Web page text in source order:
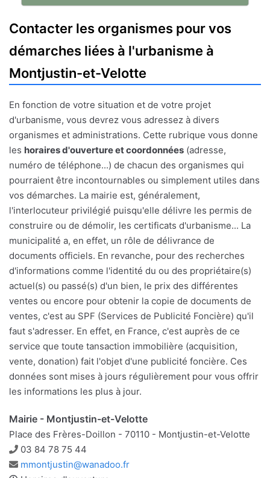
Contacter les organismes pour vos
démarches liées à l'urbanisme à
Montjustin-et-Velotte
En fonction de votre situation et de votre projet
d'urbanisme, vous devrez vous adressez à divers
organismes et administrations. Cette rubrique vous donne
les horaires d'ouverture et coordonnées (adresse,
numéro de téléphone...) de chacun des organismes qui
pourraient être incontournables ou simplement utiles dans
vos démarches. La mairie est, généralement,
l'interlocuteur privilégié puisqu'elle délivre les permis de
construire ou de démolir, les certificats d'urbanisme... La
municipalité a, en effet, un rôle de délivrance de
documents officiels. En revanche, pour des recherches
d'informations comme l'identité du ou des propriétaire(s)
actuel(s) ou passé(s) d'un bien, le prix des différentes
ventes ou encore pour obtenir la copie de documents de
ventes, c'est au SPF (Services de Publicité Foncière) qu'il
faut s'adresser. En effet, en France, c'est auprès de ce
service que toute tansaction immobilière (acquisition,
vente, donation) fait l'objet d'une publicité foncière. Ces
données sont mises à jours régulièrement pour vous offrir
les informations les plus à jour.
Mairie - Montjustin-et-Velotte
Place des Frères-Doillon - 70110 - Montjustin-et-Velotte
Téléphone
03 84 78 75 44
Adresse
mmontjustin@wanadoo.fr